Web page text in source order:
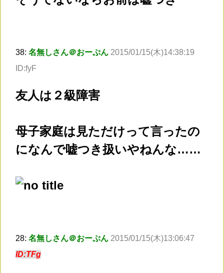
38: 名無しさん＠おーぷん 2015/01/15(木)14:38:19
ID:fyF
友人は２級障害
母子家庭は見ただけって言ったの
になんで嘘つき扱いやねんな……
28: 名無しさん＠おーぷん 2015/01/15(木)13:06:47
ID:TFg